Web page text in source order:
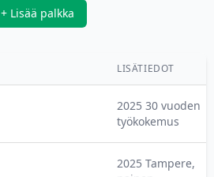
+ Lisää palkka
LISÄTIEDOT
2025 30 vuoden
työkokemus
2025 Tampere,